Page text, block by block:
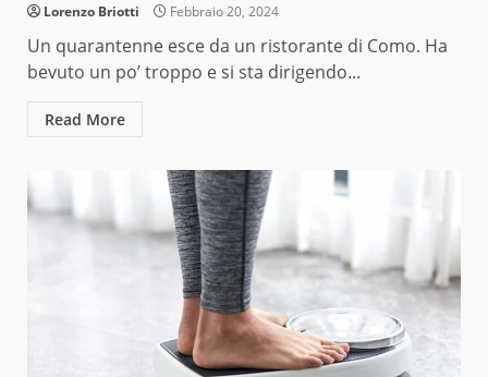
Lorenzo Briotti Febbraio 20, 2024
Un quarantenne esce da un ristorante di Como. Ha
bevuto un po’ troppo e si sta dirigendo...
Read More